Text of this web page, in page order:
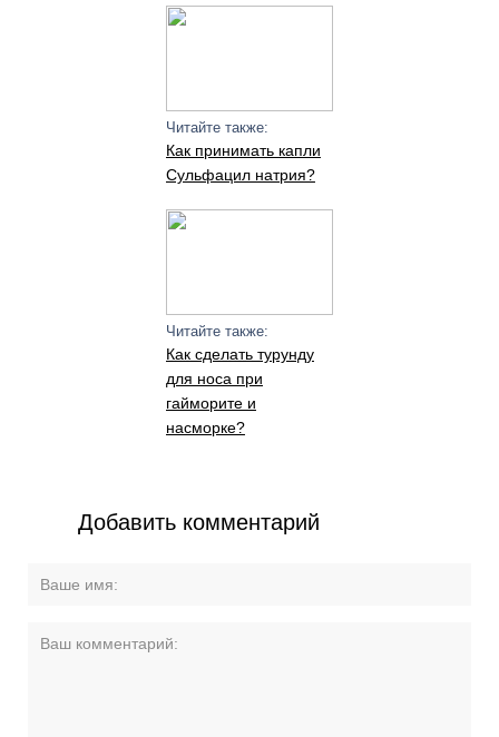
Читайте также:
Как принимать капли
Сульфацил натрия?
Читайте также:
Как сделать турунду
для носа при
гайморите и
насморке?
Добавить комментарий